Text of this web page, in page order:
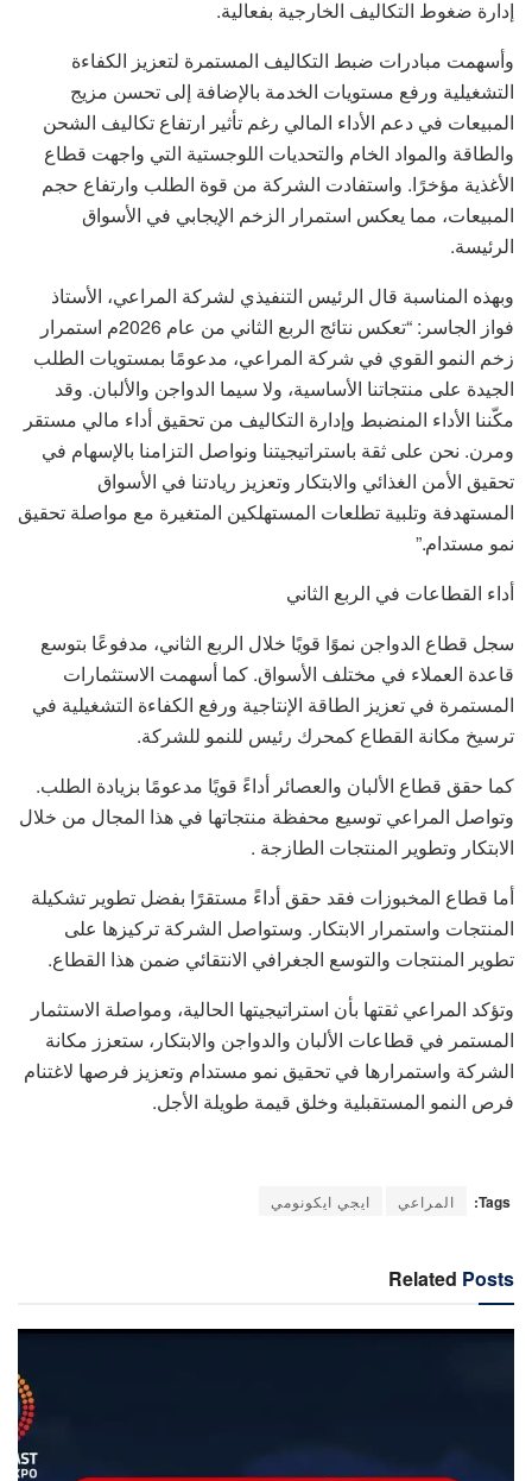
إدارة ضغوط التكاليف الخارجية بفعالية.
وأسهمت مبادرات ضبط التكاليف المستمرة لتعزيز الكفاءة
التشغيلية ورفع مستويات الخدمة بالإضافة إلى تحسن مزيج
المبيعات في دعم الأداء المالي رغم تأثير ارتفاع تكاليف الشحن
والطاقة والمواد الخام والتحديات اللوجستية التي واجهت قطاع
الأغذية مؤخرًا. واستفادت الشركة من قوة الطلب وارتفاع حجم
المبيعات، مما يعكس استمرار الزخم الإيجابي في الأسواق
الرئيسة.
وبهذه المناسبة قال الرئيس التنفيذي لشركة المراعي، الأستاذ
فواز الجاسر: “تعكس نتائج الربع الثاني من عام 2026م استمرار
زخم النمو القوي في شركة المراعي، مدعومًا بمستويات الطلب
الجيدة على منتجاتنا الأساسية، ولا سيما الدواجن والألبان. وقد
مكّننا الأداء المنضبط وإدارة التكاليف من تحقيق أداء مالي مستقر
ومرن. نحن على ثقة باستراتيجيتنا ونواصل التزامنا بالإسهام في
تحقيق الأمن الغذائي والابتكار وتعزيز ريادتنا في الأسواق
المستهدفة وتلبية تطلعات المستهلكين المتغيرة مع مواصلة تحقيق
نمو مستدام.”
أداء القطاعات في الربع الثاني
سجل قطاع الدواجن نموًا قويًا خلال الربع الثاني، مدفوعًا بتوسع
قاعدة العملاء في مختلف الأسواق. كما أسهمت الاستثمارات
المستمرة في تعزيز الطاقة الإنتاجية ورفع الكفاءة التشغيلية في
ترسيخ مكانة القطاع كمحرك رئيس للنمو للشركة.
كما حقق قطاع الألبان والعصائر أداءً قويًا مدعومًا بزيادة الطلب.
وتواصل المراعي توسيع محفظة منتجاتها في هذا المجال من خلال
الابتكار وتطوير المنتجات الطازجة .
أما قطاع المخبوزات فقد حقق أداءً مستقرًا بفضل تطوير تشكيلة
المنتجات واستمرار الابتكار. وستواصل الشركة تركيزها على
تطوير المنتجات والتوسع الجغرافي الانتقائي ضمن هذا القطاع.
وتؤكد المراعي ثقتها بأن استراتيجيتها الحالية، ومواصلة الاستثمار
المستمر في قطاعات الألبان والدواجن والابتكار، ستعزز مكانة
الشركة واستمرارها في تحقيق نمو مستدام وتعزيز فرصها لاغتنام
فرص النمو المستقبلية وخلق قيمة طويلة الأجل.
Tags: المراعي ايجي ايكونومي
Related Posts